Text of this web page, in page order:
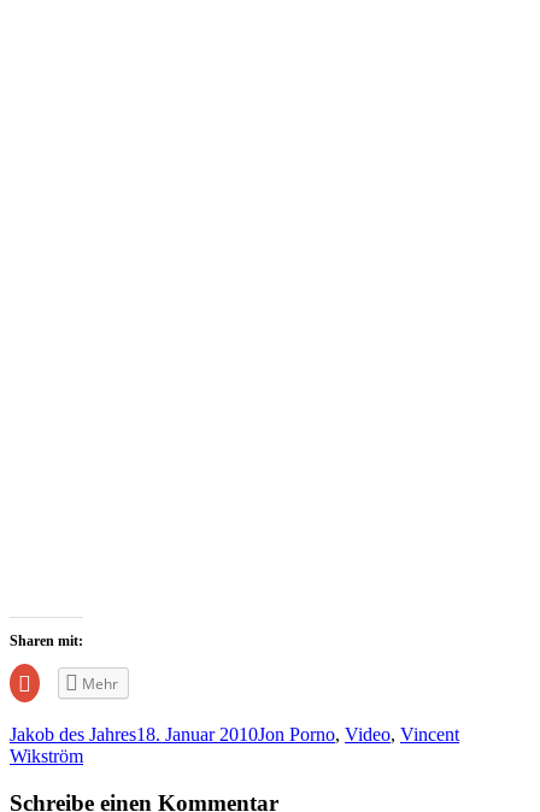
Sharen mit:
Zum
Teilen
anklicken
(Wird
in
Fenster
Mehr
Jakob des Jahres18. Januar 2010Jon Porno, Video, Vincent
Wikström
Schreibe einen Kommentar